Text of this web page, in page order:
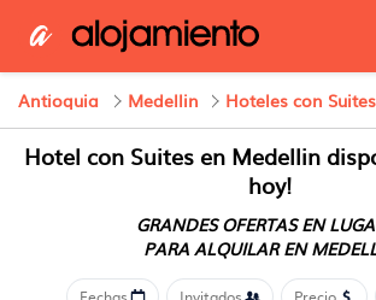
Antioquia Medellin Hoteles con Suites
Hotel con Suites en Medellin
hoy!
GRANDES OFERTAS EN
PARA ALQUILAR EN